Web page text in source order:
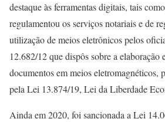
destaque às ferramentas digitais, tais
regulamentou os serviços notariais e de
utilização de meios eletrônicos pelos
12.682/12 que dispôs sobre a elaboração
documentos em meios eletromagnéticos,
pela Lei 13.874/19, Lei da Liberdade
Ainda em 2020, foi sancionada a Lei